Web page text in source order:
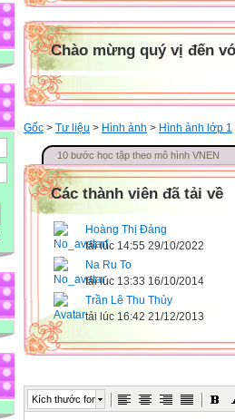
Chào mừng quý vị đến
Gốc > Tư liệu > Hình ảnh > Hình ảnh lớp 1
10 bước học tập theo mô hình VNEN
Các thành viên đã tải về
Hoàng Thị Đảng
tải lúc 14:55 29/10/2022
Na Ru To
tải lúc 13:33 16/10/2014
Trần Lê Thu Thủy
tải lúc 16:42 21/12/2013
Kích thước font